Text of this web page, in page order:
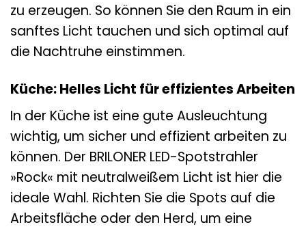
zu erzeugen. So können Sie den Raum in ein
sanftes Licht tauchen und sich optimal auf
die Nachtruhe einstimmen.
Küche: Helles Licht für effizientes Arbeiten
In der Küche ist eine gute Ausleuchtung
wichtig, um sicher und effizient arbeiten zu
können. Der BRILONER LED-Spotstrahler
»Rock« mit neutralweißem Licht ist hier die
ideale Wahl. Richten Sie die Spots auf die
Arbeitsfläche oder den Herd, um eine